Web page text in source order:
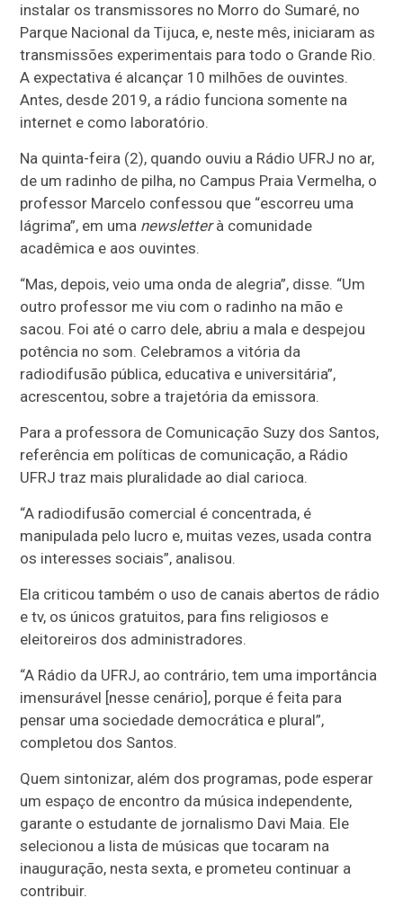
instalar os transmissores no Morro do Sumaré, no
Parque Nacional da Tijuca, e, neste mês, iniciaram as
transmissões experimentais para todo o Grande Rio.
A expectativa é alcançar 10 milhões de ouvintes.
Antes, desde 2019, a rádio funciona somente na
internet e como laboratório.
Na quinta-feira (2), quando ouviu a Rádio UFRJ no ar,
de um radinho de pilha, no Campus Praia Vermelha, o
professor Marcelo confessou que “escorreu uma
lágrima”, em uma newsletterà comunidade
acadêmica e aos ouvintes.
“Mas, depois, veio uma onda de alegria”, disse. “Um
outro professor me viu com o radinho na mão e
sacou. Foi até o carro dele, abriu a mala e despejou
potência no som. Celebramos a vitória da
radiodifusão pública, educativa e universitária”,
acrescentou, sobre a trajetória da emissora.
Para a professora de Comunicação Suzy dos Santos,
referência em políticas de comunicação, a Rádio
UFRJ traz mais pluralidade ao dial carioca.
“A radiodifusão comercial é concentrada, é
manipulada pelo lucro e, muitas vezes, usada contra
os interesses sociais”, analisou.
Ela criticou também o uso de canais abertos de rádio
e tv, os únicos gratuitos, para fins religiosos e
eleitoreiros dos administradores.
“A Rádio da UFRJ, ao contrário, tem uma importância
imensurável [nesse cenário], porque é feita para
pensar uma sociedade democrática e plural”,
completou dos Santos.
Quem sintonizar, além dos programas, pode esperar
um espaço de encontro da música independente,
garante o estudante de jornalismo Davi Maia. Ele
selecionou a lista de músicas que tocaram na
inauguração, nesta sexta, e prometeu continuar a
contribuir.